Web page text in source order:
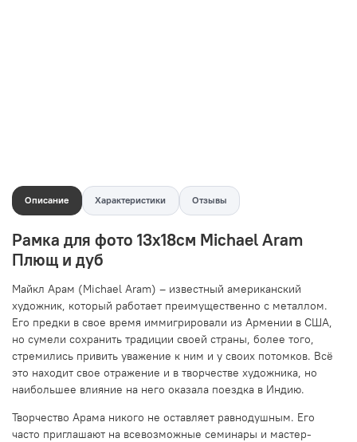
Описание Характеристики Отзывы
Рамка для фото 13х18см Michael Aram
Плющ и дуб
Майкл Арам (Michael Aram) – известный американский
художник, который работает преимущественно с металлом.
Его предки в свое время иммигрировали из Армении в США,
но сумели сохранить традиции своей страны, более того,
стремились привить уважение к ним и у своих потомков. Всё
это находит свое отражение и в творчестве художника, но
наибольшее влияние на него оказала поездка в Индию.
Творчество Арама никого не оставляет равнодушным. Его
часто приглашают на всевозможные семинары и мастер-